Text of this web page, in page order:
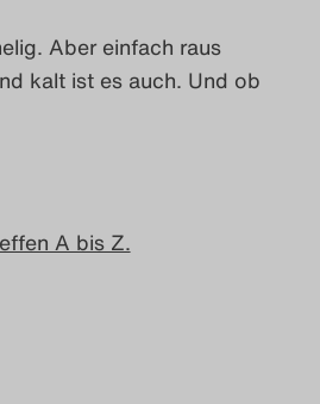
Aber einfach raus
kalt ist es auch. Und ob
A bis Z.